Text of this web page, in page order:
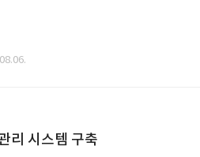
리 시스템 구축